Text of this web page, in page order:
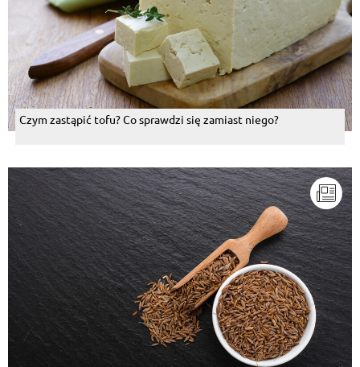
Czym zastąpić tofu? Co sprawdzi się zamiast niego?